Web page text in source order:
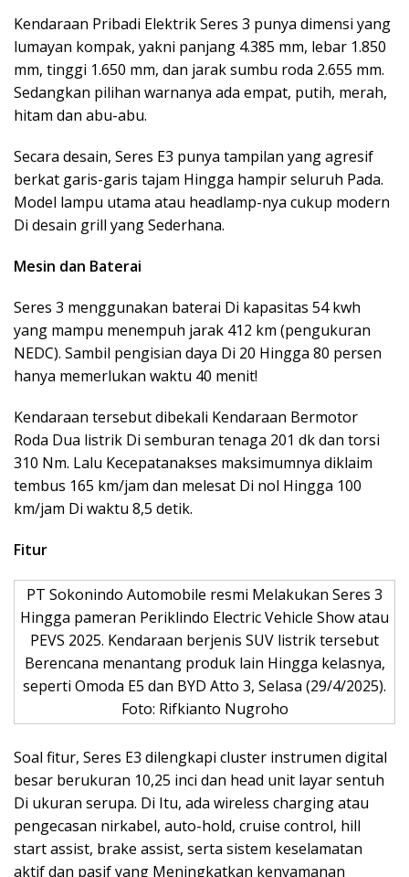
Kendaraan Pribadi Elektrik Seres 3 punya dimensi yang
lumayan kompak, yakni panjang 4.385 mm, lebar 1.850
mm, tinggi 1.650 mm, dan jarak sumbu roda 2.655 mm.
Sedangkan pilihan warnanya ada empat, putih, merah,
hitam dan abu-abu.
Secara desain, Seres E3 punya tampilan yang agresif
berkat garis-garis tajam Hingga hampir seluruh Pada.
Model lampu utama atau headlamp-nya cukup modern
Di desain grill yang Sederhana.
Mesin dan Baterai
Seres 3 menggunakan baterai Di kapasitas 54 kwh
yang mampu menempuh jarak 412 km (pengukuran
NEDC). Sambil pengisian daya Di 20 Hingga 80 persen
hanya memerlukan waktu 40 menit!
Kendaraan tersebut dibekali Kendaraan Bermotor
Roda Dua listrik Di semburan tenaga 201 dk dan torsi
310 Nm. Lalu Kecepatanakses maksimumnya diklaim
tembus 165 km/jam dan melesat Di nol Hingga 100
km/jam Di waktu 8,5 detik.
Fitur
PT Sokonindo Automobile resmi Melakukan Seres 3
Hingga pameran Periklindo Electric Vehicle Show atau
PEVS 2025. Kendaraan berjenis SUV listrik tersebut
Berencana menantang produk lain Hingga kelasnya,
seperti Omoda E5 dan BYD Atto 3, Selasa (29/4/2025).
Foto: Rifkianto Nugroho
Soal fitur, Seres E3 dilengkapi cluster instrumen digital
besar berukuran 10,25 inci dan head unit layar sentuh
Di ukuran serupa. Di Itu, ada wireless charging atau
pengecasan nirkabel, auto-hold, cruise control, hill
start assist, brake assist, serta sistem keselamatan
aktif dan pasif yang Meningkatkan kenyamanan